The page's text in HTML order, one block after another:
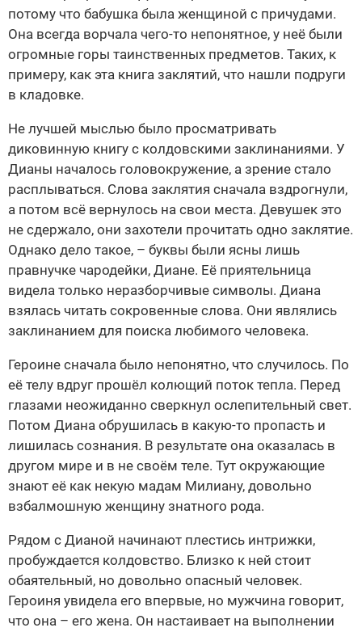
потому что бабушка была женщиной с причудами.
Она всегда ворчала чего-то непонятное, у неё были
огромные горы таинственных предметов. Таких, к
примеру, как эта книга заклятий, что нашли подруги
в кладовке.
Не лучшей мыслью было просматривать
диковинную книгу с колдовскими заклинаниями. У
Дианы началось головокружение, а зрение стало
расплываться. Слова заклятия сначала вздрогнули,
а потом всё вернулось на свои места. Девушек это
не сдержало, они захотели прочитать одно заклятие.
Однако дело такое, – буквы были ясны лишь
правнучке чародейки, Диане. Её приятельница
видела только неразборчивые символы. Диана
взялась читать сокровенные слова. Они являлись
заклинанием для поиска любимого человека.
Героине сначала было непонятно, что случилось. По
её телу вдруг прошёл колющий поток тепла. Перед
глазами неожиданно сверкнул ослепительный свет.
Потом Диана обрушилась в какую-то пропасть и
лишилась сознания. В результате она оказалась в
другом мире и в не своём теле. Тут окружающие
знают её как некую мадам Милиану, довольно
взбалмошную женщину знатного рода.
Рядом с Дианой начинают плестись интрижки,
пробуждается колдовство. Близко к ней стоит
обаятельный, но довольно опасный человек.
Героиня увидела его впервые, но мужчина говорит,
что она – его жена. Он настаивает на выполнении